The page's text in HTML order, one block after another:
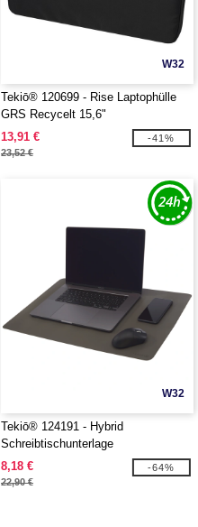
W32
Tekiō® 120699 - Rise Laptophülle
GRS Recycelt 15,6"
13,91 €
23,52 €
-41%
W32
Tekiō® 124191 - Hybrid
Schreibtischunterlage
8,18 €
22,90 €
-64%